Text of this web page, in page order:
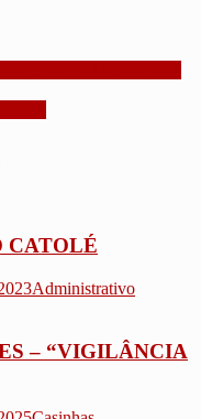
CATOLÉ
Administrativo
– “VIGILÂNCIA